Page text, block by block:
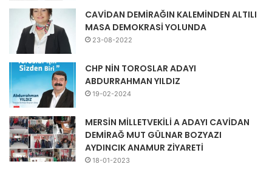
CAVİDAN DEMİRAĞIN KALEMİNDEN ALTILI
MASA DEMOKRASİ YOLUNDA
23-08-2022
CHP NİN TOROSLAR ADAYI
ABDURRAHMAN YILDIZ
19-02-2024
MERSİN MİLLETVEKİLİ A ADAYI CAVİDAN
DEMİRAĞ MUT GÜLNAR BOZYAZI
AYDINCIK ANAMUR ZİYARETİ
18-01-2023